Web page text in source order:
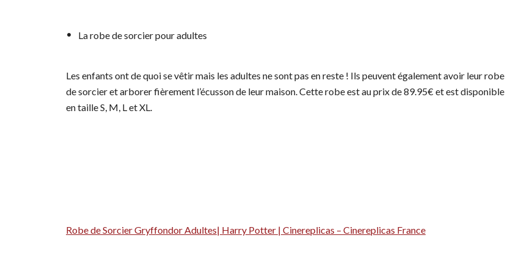
La robe de sorcier pour adultes
Les enfants ont de quoi se vêtir mais les adultes ne sont pas en reste ! Ils peuvent également avoir leur robe
de sorcier et arborer fièrement l’écusson de leur maison. Cette robe est au prix de 89.95€ et est disponible
en taille S, M, L et XL.
Robe de Sorcier Gryffondor Adultes| Harry Potter | Cinereplicas – Cinereplicas France